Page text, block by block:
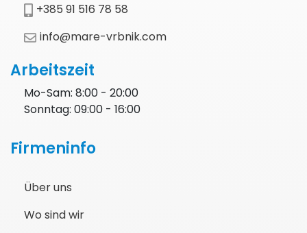
+385 91 516 78 58
info@mare-vrbnik.com
Arbeitszeit
Mo-Sam: 8:00 - 20:00
Sonntag: 09:00 - 16:00
Firmeninfo
Über uns
Wo sind wir